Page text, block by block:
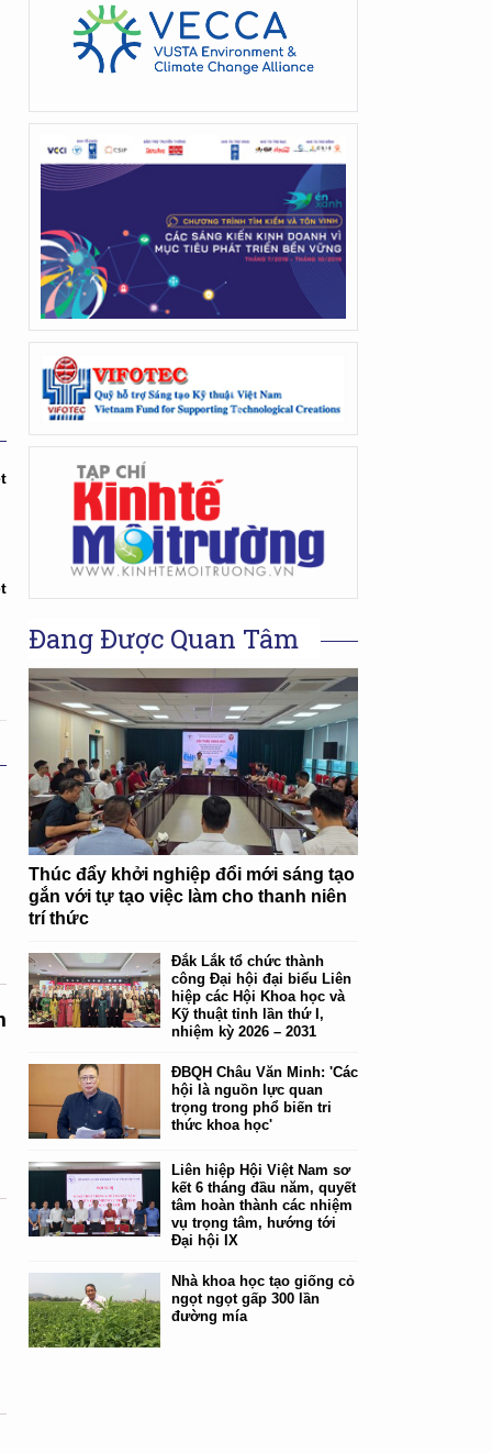
Đang Được Quan Tâm
Thúc đẩy khởi nghiệp đổi mới sáng tạo
gắn với tự tạo việc làm cho thanh niên
trí thức
Đắk Lắk tổ chức thành
công Đại hội đại biểu Liên
hiệp các Hội Khoa học và
Kỹ thuật tỉnh lần thứ I,
nhiệm kỳ 2026 – 2031
ĐBQH Châu Văn Minh: 'Các
hội là nguồn lực quan
trọng trong phổ biến tri
thức khoa học'
Liên hiệp Hội Việt Nam sơ
kết 6 tháng đầu năm, quyết
tâm hoàn thành các nhiệm
vụ trọng tâm, hướng tới
Đại hội IX
Nhà khoa học tạo giống cỏ
ngọt ngọt gấp 300 lần
đường mía